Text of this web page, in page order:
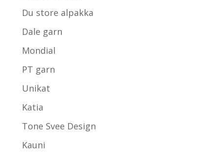
Du store alpakka
Dale garn
Mondial
PT garn
Unikat
Katia
Tone Svee Design
Kauni